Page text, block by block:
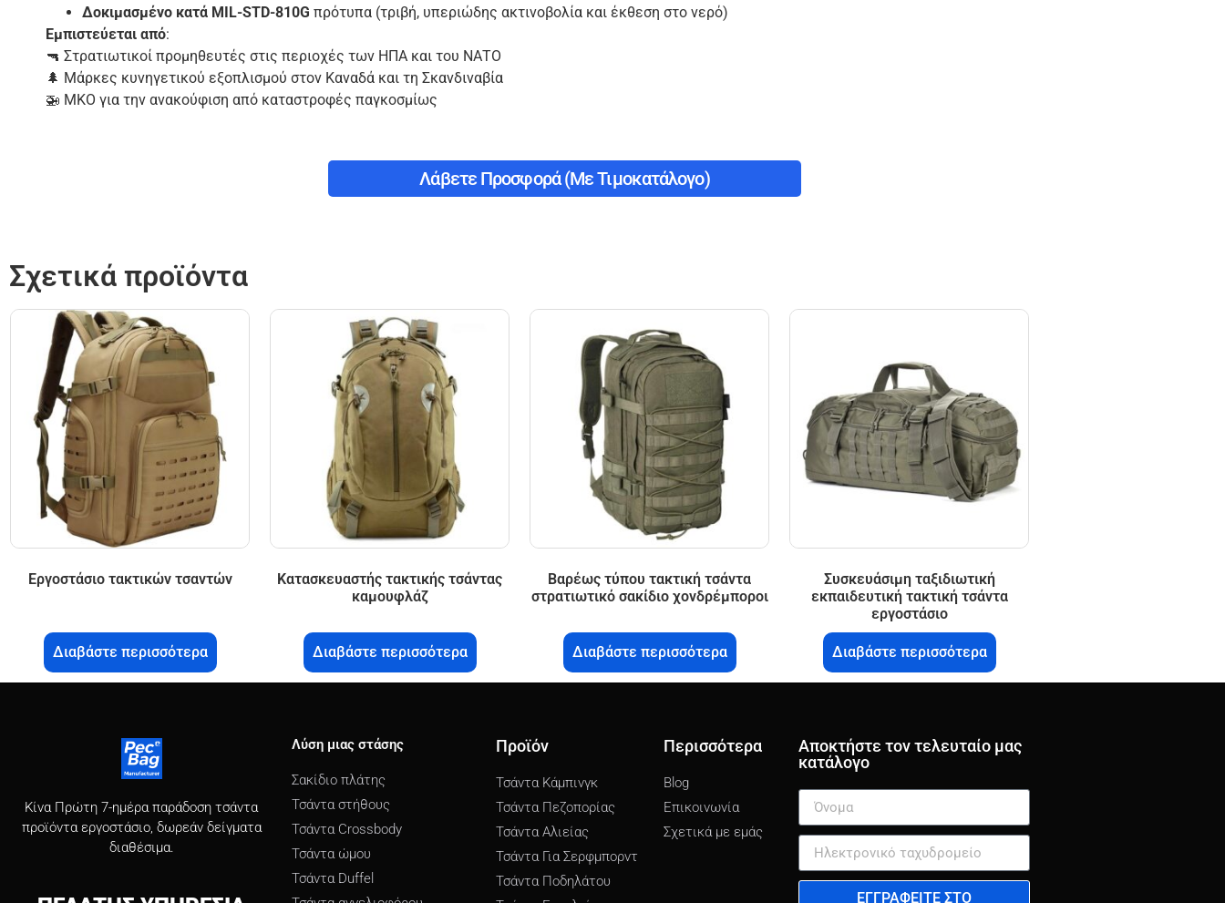
Δοκιμασμένο κατά MIL-STD-810G πρότυπα (τριβή, υπεριώδης ακτινοβολία και έκθεση στο νερό)
Εμπιστεύεται από:
🔫 Στρατιωτικοί προμηθευτές στις περιοχές των ΗΠΑ και του ΝΑΤΟ
🌲 Μάρκες κυνηγετικού εξοπλισμού στον Καναδά και τη Σκανδιναβία
🚁 ΜΚΟ για την ανακούφιση από καταστροφές παγκοσμίως
Λάβετε Προσφορά (με Τιμοκατάλογο)
Σχετικά προϊόντα
Εργοστάσιο τακτικών τσαντών
Διαβάστε περισσότερα
Κατασκευαστής τακτικής τσάντας
καμουφλάζ
Διαβάστε περισσότερα
Βαρέως τύπου τακτική τσάντα
στρατιωτικό σακίδιο χονδρέμποροι
Διαβάστε περισσότερα
Συσκευάσιμη ταξιδιωτική
εκπαιδευτική τακτική τσάντα
εργοστάσιο
Διαβάστε περισσότερα
Κίνα Πρώτη 7-ημέρα παράδοση τσάντα
προϊόντα εργοστάσιο, δωρεάν δείγματα
διαθέσιμα.
Λύση μιας στάσης
Σακίδιο πλάτης
Τσάντα στήθους
Τσάντα Crossbody
Τσάντα ώμου
Τσάντα Duffel
Προϊόν
Τσάντα Κάμπινγκ
Τσάντα Πεζοπορίας
Τσάντα Αλιείας
Τσάντα Για Σερφμπορντ
Τσάντα Ποδηλάτου
Περισσότερα
Blog
Επικοινωνία
Σχετικά με εμάς
Αποκτήστε τον τελευταίο μας
κατάλογο
ΕΓΓΡΑΦΕΊΤΕ ΣΤΟ